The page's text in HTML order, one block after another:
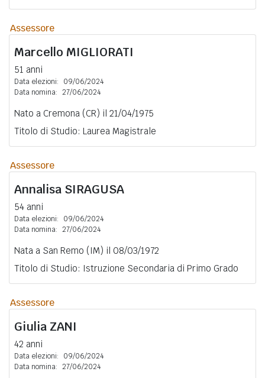
Assessore
Marcello MIGLIORATI
51 anni
Data elezioni:
09/06/2024
Data nomina: 27/06/2024
Nato a Cremona (CR) il 21/04/1975
Titolo di Studio: Laurea Magistrale
Assessore
Annalisa SIRAGUSA
54 anni
Data elezioni:
09/06/2024
Data nomina: 27/06/2024
Nata a San Remo (IM) il 08/03/1972
Titolo di Studio: Istruzione Secondaria di Primo Grado
Assessore
Giulia ZANI
42 anni
Data elezioni:
09/06/2024
Data nomina: 27/06/2024